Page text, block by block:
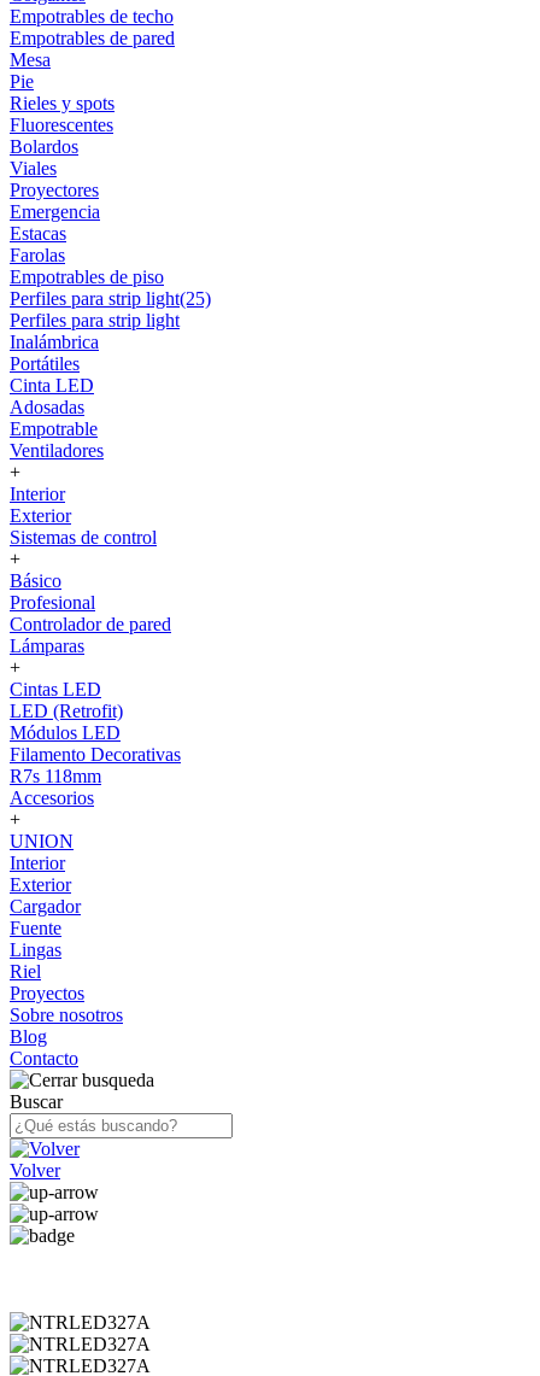
Empotrables de techo
Empotrables de pared
Mesa
Pie
Rieles y spots
Fluorescentes
Bolardos
Viales
Proyectores
Emergencia
Estacas
Farolas
Empotrables de piso
Perfiles para strip light(25)
Perfiles para strip light
Inalámbrica
Portátiles
Cinta LED
Adosadas
Empotrable
Ventiladores
+
Interior
Exterior
Sistemas de control
+
Básico
Profesional
Controlador de pared
Lámparas
+
Cintas LED
LED (Retrofit)
Módulos LED
Filamento Decorativas
R7s 118mm
Accesorios
+
UNION
Interior
Exterior
Cargador
Fuente
Lingas
Riel
Proyectos
Sobre nosotros
Blog
Contacto
Buscar
Volver